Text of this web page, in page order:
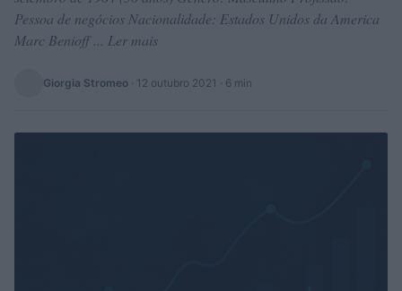
Pessoa de negócios Nacionalidade: Estados Unidos da America
Marc Benioff ... Ler mais
Giorgia Stromeo · 12 outubro 2021 · 6 min